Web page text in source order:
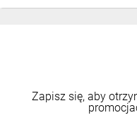
Zapisz się, aby